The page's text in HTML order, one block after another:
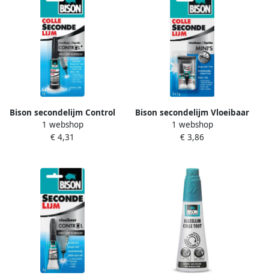
Bison secondelijm Control
Vloeibaar tube van 5 g op
blister
1 webshop
€ 4,31
Bison secondelijm Vloeibaar
3 x tube van 1 g op blister
1 webshop
€ 3,86